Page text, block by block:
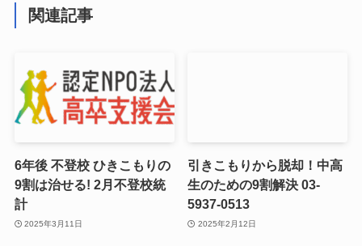
関連記事
6年後 不登校 ひきこもりの
9割は治せる! 2月不登校統
計
2025年3月11日
引きこもりから脱却！中高
生のための9割解決 03-
5937-0513
2025年2月12日